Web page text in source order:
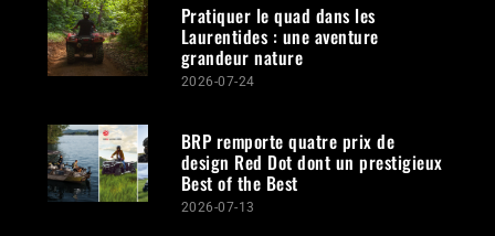
Pratiquer le quad dans les
Laurentides : une aventure
grandeur nature
2026-07-24
BRP remporte quatre prix de
design Red Dot dont un prestigieux
Best of the Best
2026-07-13